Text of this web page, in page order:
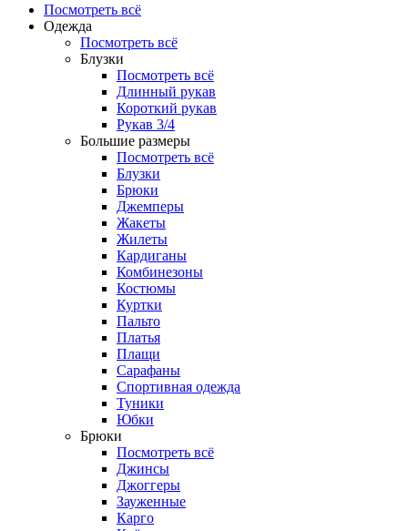
Посмотреть всё
Одежда
Посмотреть всё
Блузки
Посмотреть всё
Длинный рукав
Короткий рукав
Рукав 3/4
Большие размеры
Посмотреть всё
Блузки
Брюки
Джемперы
Жакеты
Жилеты
Кардиганы
Комбинезоны
Костюмы
Куртки
Пальто
Платья
Плащи
Сарафаны
Спортивная одежда
Туники
Юбки
Брюки
Посмотреть всё
Джинсы
Джоггеры
Зауженные
Карго